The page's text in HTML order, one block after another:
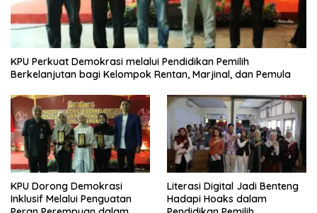
KPU Perkuat Demokrasi melalui Pendidikan Pemilih
Berkelanjutan bagi Kelompok Rentan, Marjinal, dan Pemula
KPU Dorong Demokrasi
Inklusif Melalui Penguatan
Literasi Digital Jadi Benteng
Hadapi Hoaks dalam